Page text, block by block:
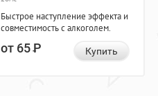
Быстрое наступление эффекта и
совместимость с алкоголем.
от 65Р Купить